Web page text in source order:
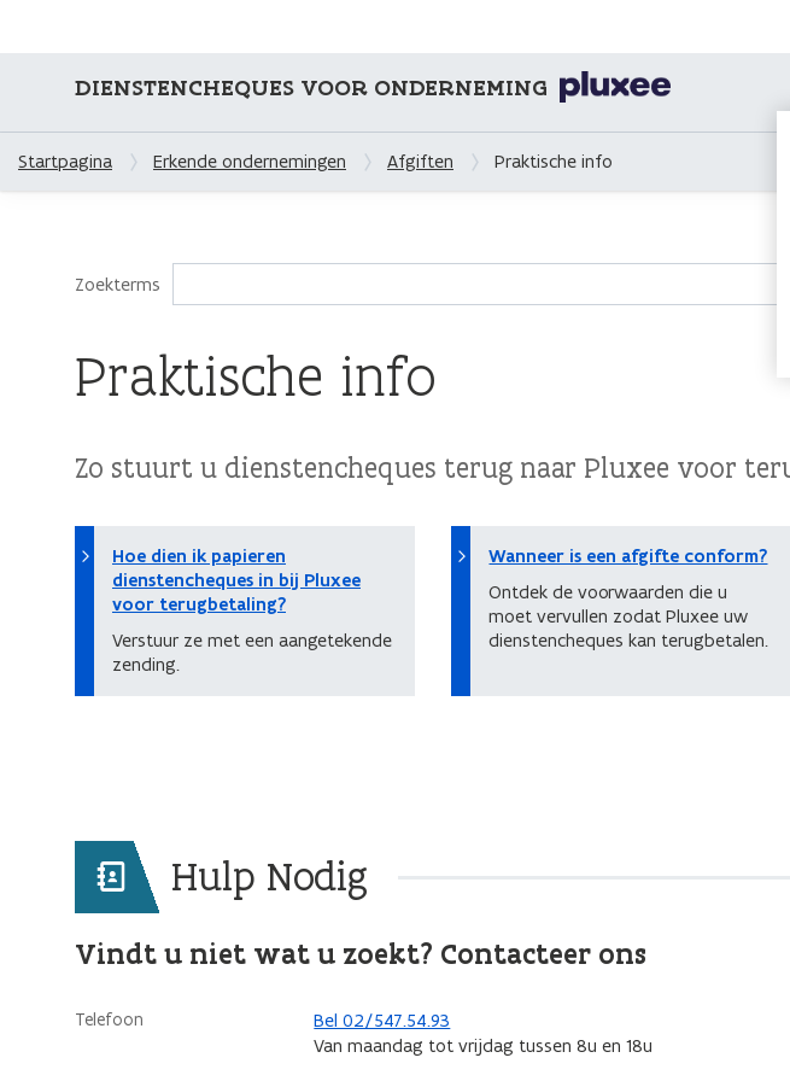
DIENSTENCHEQUES VOOR ONDERNEMING
Startpagina Erkende ondernemingen Afgiften Praktische info
Zoekterms
Praktische info
Zo stuurt u dienstencheques terug naar Pluxee voor
Hoe dien ik papieren
dienstencheques in bij Pluxee
voor terugbetaling?
Verstuur ze met een aangetekende
zending.
Wanneer is een afgifte conform?
Ontdek de voorwaarden die u
moet vervullen zodat Pluxee uw
dienstencheques kan terugbetalen.
Hulp Nodig
Vindt u niet wat u zoekt? Contacteer ons
Telefoon
Bel 02/547.54.93
Van maandag tot vrijdag tussen 8u en 18u